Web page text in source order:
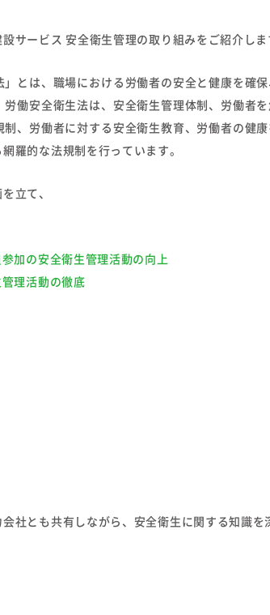
サービス 安全衛生管理の取り組みをご紹介しま
とは、職場における労働者の安全と健康を確
働安全衛生法は、安全衛生管理体制、労働者
、労働者に対する安全衛生教育、労働者の健
羅的な法規制を行っています。
立て、
加の安全衛生管理活動の向上
理活動の徹底
社とも共有しながら、安全衛生に関する知識を